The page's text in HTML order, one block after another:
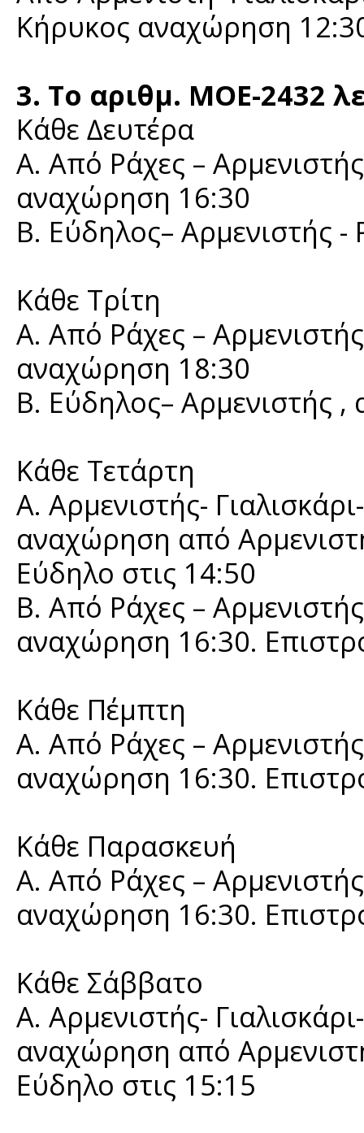
Κήρυκος αναχώρηση
3. Το αριθμ. ΜΟΕ-2432
Κάθε ∆ευτέρα
Α. Από Ράχες –
αναχώρηση 16:30
Β. Εύδηλος– Αρμενιστής
Κάθε Τρίτη
Α. Από Ράχες –
αναχώρηση 18:30
Β. Εύδηλος– Αρμενιστής
Κάθε Τετάρτη
Α. Αρμενιστής-
αναχώρηση από
Εύδηλο στις 14:50
Β. Από Ράχες –
αναχώρηση 16:30.
Κάθε Πέμπτη
Α. Από Ράχες –
αναχώρηση 16:30.
Κάθε Παρασκευή
Α. Από Ράχες –
αναχώρηση 16:30.
Κάθε Σάββατο
Α. Αρμενιστής-
αναχώρηση από
Εύδηλο στις 15:15